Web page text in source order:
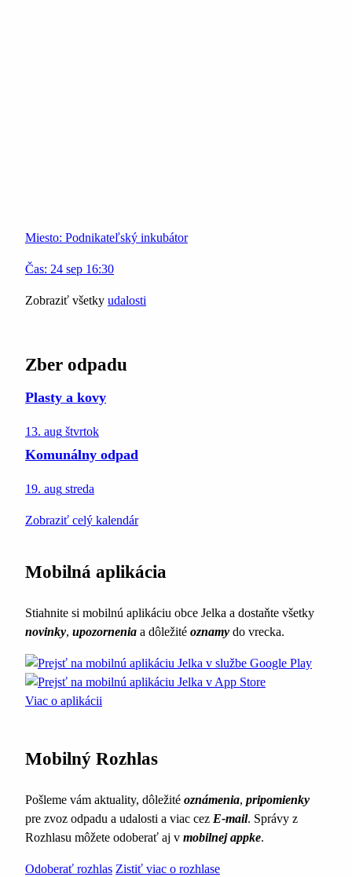
Miesto: Podnikateľský inkubátor
Čas: 24 sep 16:30
Zobraziť všetky udalosti
Zber odpadu
Plasty a kovy
13. aug štvrtok
Komunálny odpad
19. aug streda
Zobraziť celý kalendár
Mobilná aplikácia
Stiahnite si mobilnú aplikáciu obce Jelka a dostaňte všetky
novinky, upozornenia a dôležité oznamy do vrecka.
Viac o aplikácii
Mobilný Rozhlas
Pošleme vám aktuality, dôležité oznámenia, pripomienky
pre zvoz odpadu a udalosti a viac cez E-mail. Správy z
Rozhlasu môžete odoberať aj v mobilnej appke.
Odoberať rozhlas Zistiť viac o rozhlase